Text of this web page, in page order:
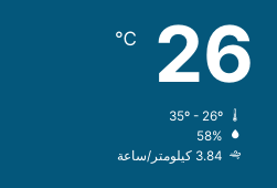
26
℃
58%
3.84 كيلومتر/ساعة